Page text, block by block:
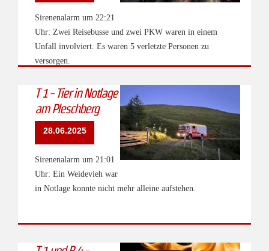
Sirenenalarm um 22:21
Uhr: Zwei Reisebusse und zwei PKW waren in einem
Unfall involviert. Es waren 5 verletzte Personen zu
versorgen.
T 1 - Tier in Notlage
am Pleschberg
28.06.2025
Sirenenalarm um 21:01
Uhr: Ein Weidevieh war
in Notlage konnte nicht mehr alleine aufstehen.